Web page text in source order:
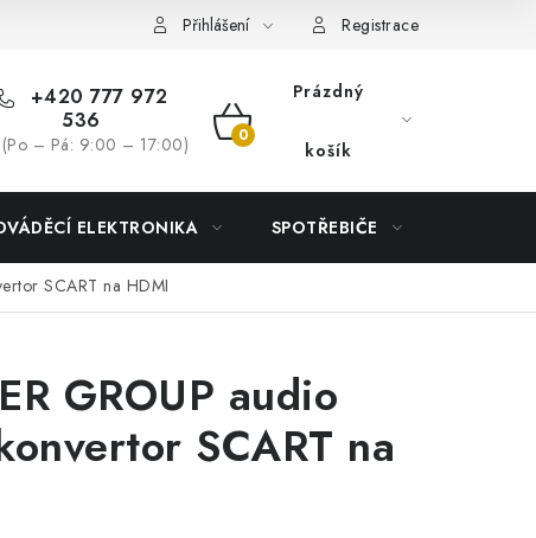
Přihlášení Registrace
+420 777 972
536
(Po – Pá: 9:00 – 17:00)
NÁKUPNÍ
Prázdný
košík
ELEKTRONIKA SPOTŘEBIČE
SCART na HDMI
GROUP audio
SCART na